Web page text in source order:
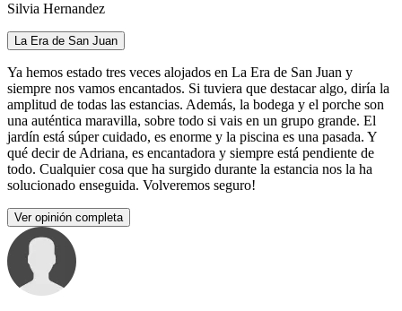
Silvia Hernandez
La Era de San Juan
Ya hemos estado tres veces alojados en La Era de San Juan y
siempre nos vamos encantados. Si tuviera que destacar algo, diría la
amplitud de todas las estancias. Además, la bodega y el porche son
una auténtica maravilla, sobre todo si vais en un grupo grande. El
jardín está súper cuidado, es enorme y la piscina es una pasada. Y
qué decir de Adriana, es encantadora y siempre está pendiente de
todo. Cualquier cosa que ha surgido durante la estancia nos la ha
solucionado enseguida. Volveremos seguro!
Ver opinión completa